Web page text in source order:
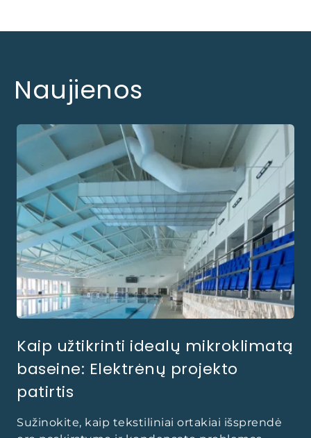
Naujienos
Kaip užtikrinti idealų mikroklimatą
baseine: Elektrėnų projekto
patirtis
Sužinokite, kaip tekstiliniai ortakiai išsprendė